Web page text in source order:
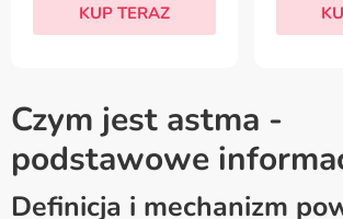
KUP TERAZ
Czym jest astma -
podstawowe
Definicja i mechanizm